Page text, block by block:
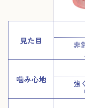
見た目
非
噛み心地
強